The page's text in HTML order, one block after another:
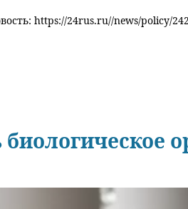
https://24rus.ru//news/policy/